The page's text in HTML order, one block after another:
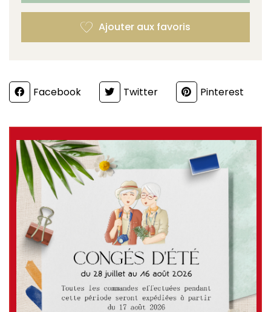
PartagerFacebook Twitter Pinterest